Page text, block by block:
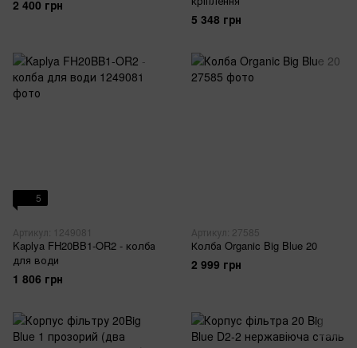
2 400 грн
5 348 грн
5
Артикул: 1249081
Kaplya FH20BB1-OR2 - колба
для води
1 806 грн
Артикул: 27585
Колба Organic Big Blue 20
2 999 грн